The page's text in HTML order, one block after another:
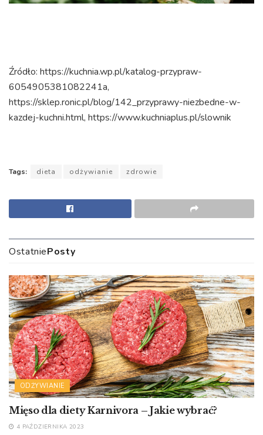
​Źródło: https://kuchnia.wp.pl/katalog-przypraw-
6054905381082241a,
https://sklep.ronic.pl/blog/142_przyprawy-niezbedne-w-
kazdej-kuchni.html, https://www.kuchniaplus.pl/slownik
Tags: dieta odżywianie zdrowie
OstatniePosty
ODŻYWIANIE
Mięso dla diety Karnivora – Jakie wybrać?
4 PAŹDZIERNIKA 2023